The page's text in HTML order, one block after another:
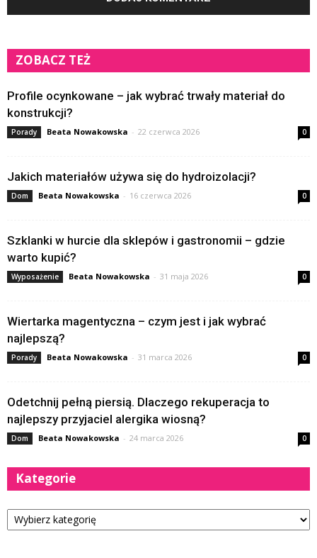
ZOBACZ TEŻ
Profile ocynkowane – jak wybrać trwały materiał do
konstrukcji?
Porady Beata Nowakowska - 22 czerwca 2026 0
Jakich materiałów używa się do hydroizolacji?
Dom Beata Nowakowska - 16 czerwca 2026 0
Szklanki w hurcie dla sklepów i gastronomii – gdzie
warto kupić?
Wyposażenie Beata Nowakowska - 31 maja 2026 0
Wiertarka magentyczna – czym jest i jak wybrać
najlepszą?
Porady Beata Nowakowska - 31 marca 2026 0
Odetchnij pełną piersią. Dlaczego rekuperacja to
najlepszy przyjaciel alergika wiosną?
Dom Beata Nowakowska - 24 marca 2026 0
Kategorie
Kategorie